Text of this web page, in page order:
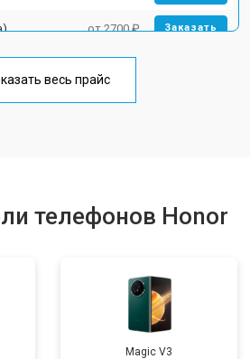
от 2700 ₽ Заказать
от 1750 ₽
весь прайс
телефонов Honor
Magic V3